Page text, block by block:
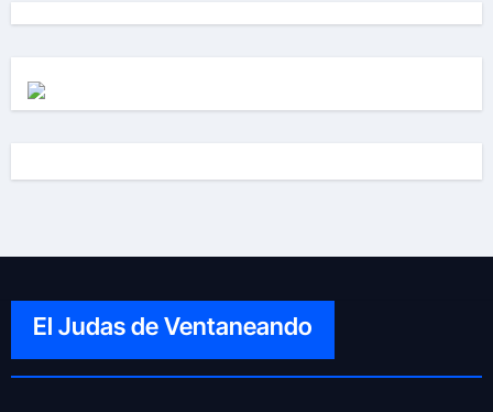
El Judas de Ventaneando